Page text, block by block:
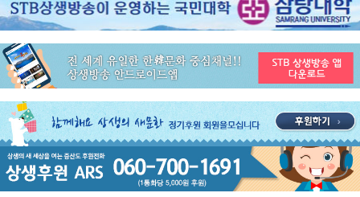
공지사항 ON AIR 서비스 장애 복구 안내
공지사항
STB 4월2주(4.6~4.12) 주간 추천 프로그램
공지사항
STB 4월1주(3.30~4.5) 주간 추천 프로그램
공지사항
STB 3월4주(3.23~3.29) 주간 추천 프로그램